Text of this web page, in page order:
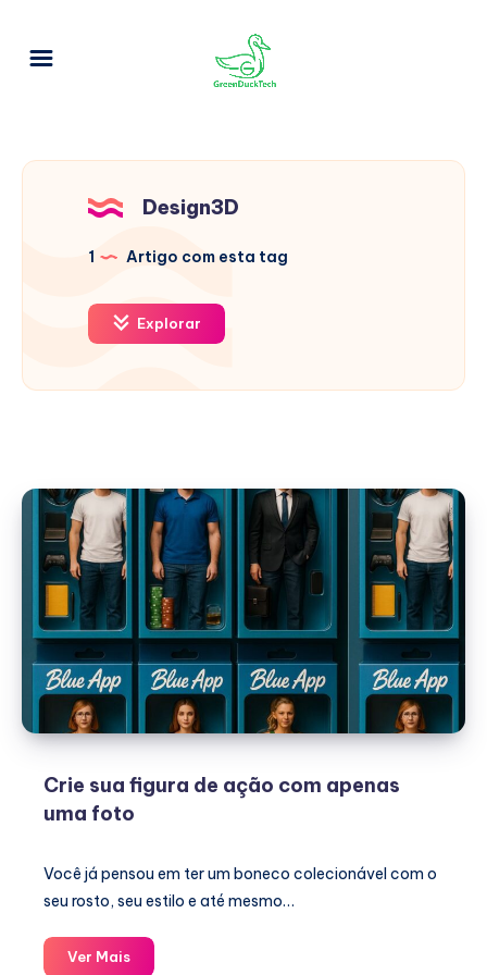
Design3D
1 Artigo com esta tag
Explorar
Crie sua figura de ação com apenas
uma foto
Você já pensou em ter um boneco colecionável com o
seu rosto, seu estilo e até mesmo…
Ver MaisCrie